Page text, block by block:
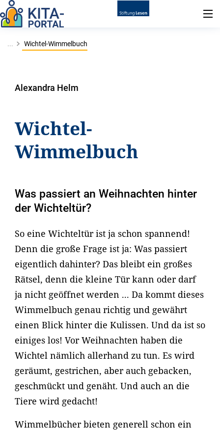
... Wichtel-Wimmelbuch
Alexandra Helm
Wichtel-
Wimmelbuch
Was passiert an Weihnachten hinter
der Wichteltür?
So eine Wichteltür ist ja schon spannend!
Denn die große Frage ist ja: Was passiert
eigentlich dahinter? Das bleibt ein großes
Rätsel, denn die kleine Tür kann oder darf
ja nicht geöffnet werden ... Da kommt dieses
Wimmelbuch genau richtig und gewährt
einen Blick hinter die Kulissen. Und da ist so
einiges los! Vor Weihnachten haben die
Wichtel nämlich allerhand zu tun. Es wird
geräumt, gestrichen, aber auch gebacken,
geschmückt und genäht. Und auch an die
Tiere wird gedacht!
Wimmelbücher bieten generell schon ein